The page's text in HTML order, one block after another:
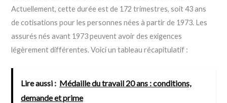
Actuellement, cette durée est de 172 trimestres, soit 43 ans
de cotisations pour les personnes nées à partir de 1973. Les
assurés nés avant 1973 peuvent avoir des exigences
légèrement différentes. Voici un tableau récapitulatif :
Lire aussi : Médaille du travail 20 ans : conditions,
demande et prime